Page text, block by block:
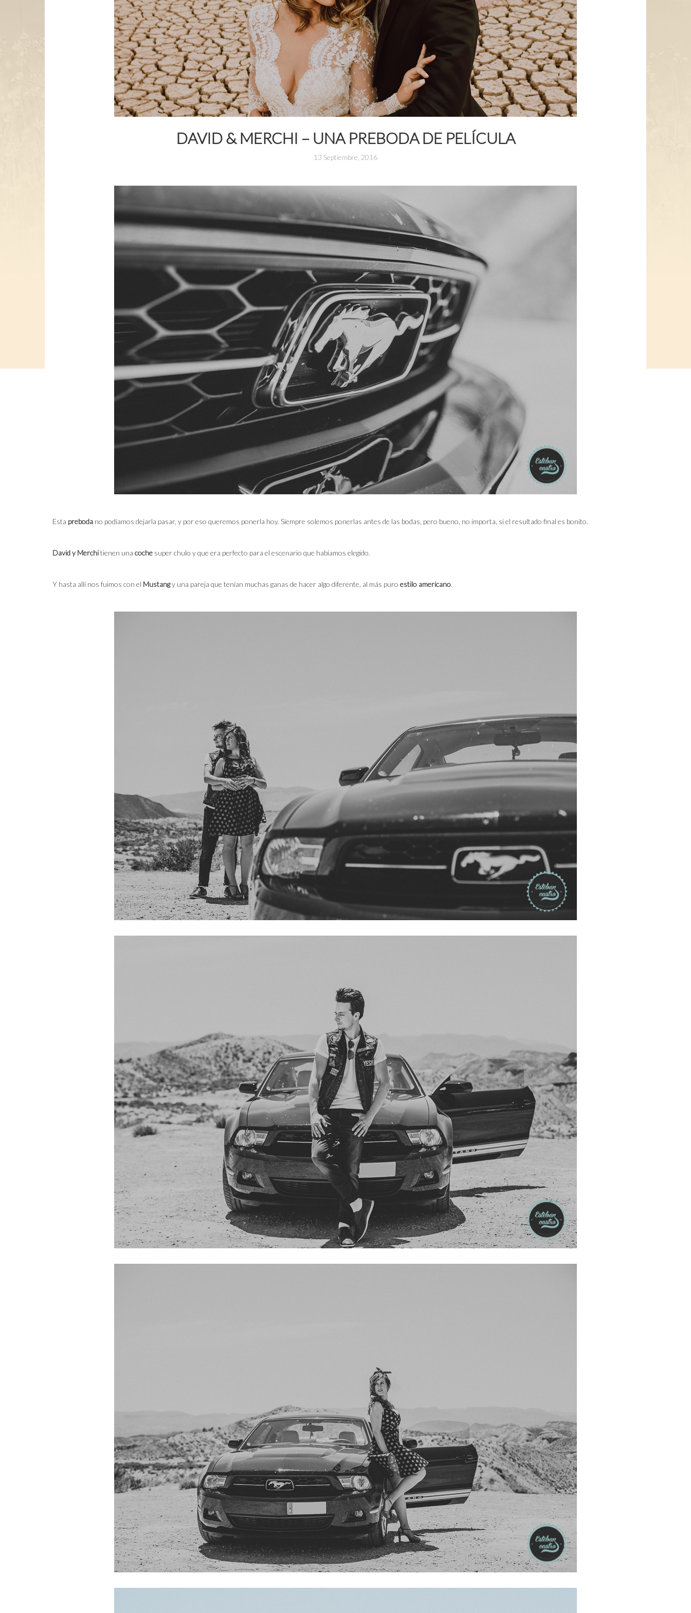
DAVID & MERCHI – UNA PREBODA DE PELÍCULA
13 Septiembre, 2016
Esta preboda no podíamos dejarla pasar, y por eso queremos ponerla hoy. Siempre solemos ponerlas antes de las bodas, pero bueno, no importa, si el resultado final es bonito.
David y Merchitienen una coche super chulo y que era perfecto para el escenario que habíamos elegido.
Y hasta allí nos fuimos con el Mustangy una pareja que tenían muchas ganas de hacer algo diferente, al más puro estilo americano.